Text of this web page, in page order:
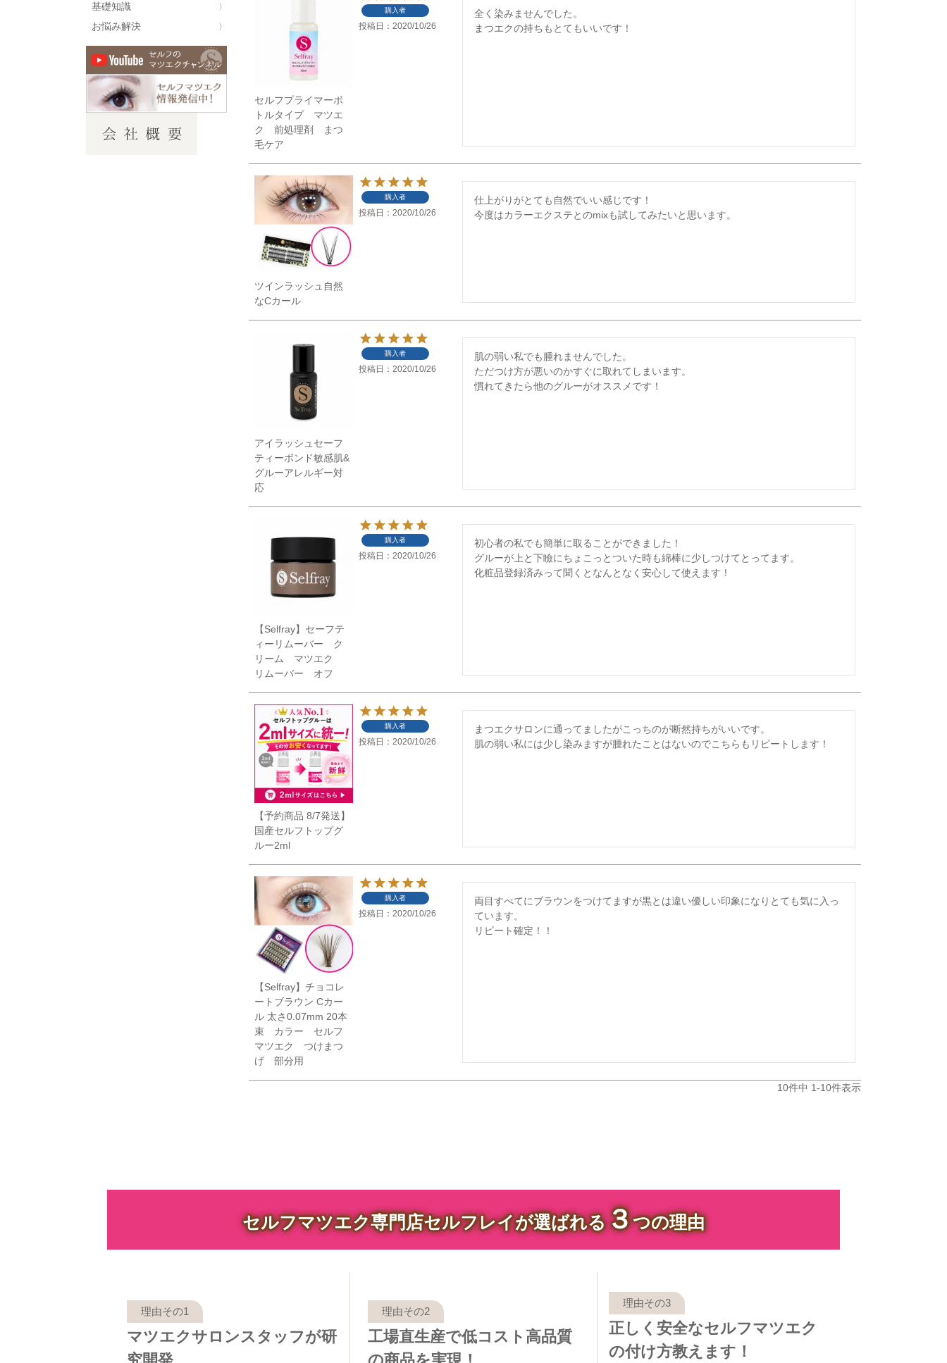
基礎知識
お悩み解決
セルフプライマーボ
トルタイプ マツエ
ク 前処理剤 まつ
毛ケア
購入者
投稿日 2020/10/26
全く染みませんでした。
まつエクの持ちもとてもいいです！
ツインラッシュ自然
なCカール
購入者
投稿日 2020/10/26
仕上がりがとても自然でいい感じです！
今度はカラーエクステとのmixも試してみたいと思います。
アイラッシュセーフ
ティーボンド敏感肌&
グルーアレルギー対
応
購入者
投稿日 2020/10/26
肌の弱い私でも腫れませんでした。
ただつけ方が悪いのかすぐに取れてしまいます。
【Selfray】セーフテ
ィーリムーバー ク
リーム マツエク
リムーバー オフ
購入者
投稿日 2020/10/26
初心者の私でも簡単に取ることができました！
グルーが上と下瞼にちょこっとついた時も綿棒に少しつけてとってます。
化粧品登録済みって聞くとなんとなく安心して使えます！
【予約商品 8/7発送】
国産セルフトップグ
ルー2ml
購入者
投稿日 2020/10/26
まつエクサロンに通ってましたがこっちのが断然持ちがいいです。
肌の弱い私には少し染みますが腫れたことはないのでこちらもリピートします！
【Selfray】チョコレ
ートブラウン Cカー
ル 太さ0.07mm 20本
束 カラー セルフ
マツエク つけまつ
げ 部分用
購入者
投稿日 2020/10/26
両目すべてにブラウンをつけてますが黒とは違い優しい印象になりとても気に入っ
ています。
リピート確定！！
10件中 1-10件表示
セルフマツエク専門店セルフレイが選ばれる３つの理由
マツエクサロンスタッフが研
工場直生産で低コスト高品質
正しく安全なセルフマツエク
の付け方教えます！